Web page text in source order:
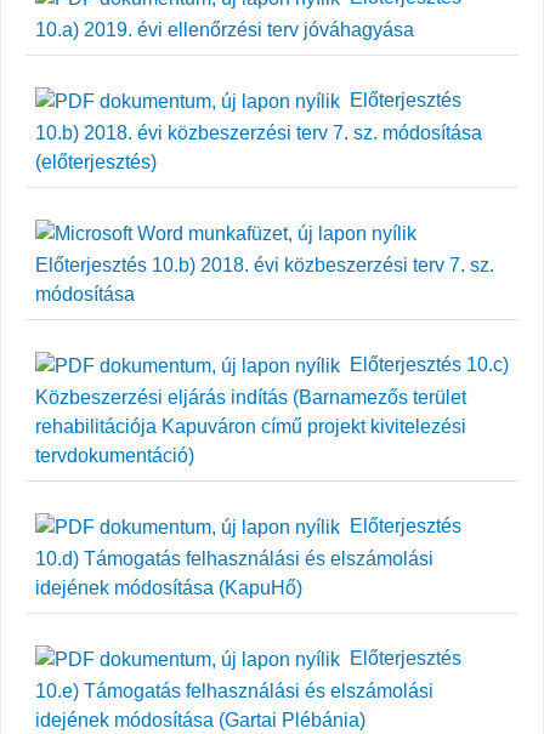
10.a) 2019. évi ellenőrzési terv jóváhagyása
Előterjesztés
10.b) 2018. évi közbeszerzési terv 7. sz. módosítása
(előterjesztés)
Előterjesztés 10.b) 2018. évi közbeszerzési terv 7. sz.
módosítása
Előterjesztés 10.c)
Közbeszerzési eljárás indítás (Barnamezős terület
rehabilitációja Kapuváron című projekt kivitelezési
tervdokumentáció)
Előterjesztés
10.d) Támogatás felhasználási és elszámolási
idejének módosítása (KapuHő)
Előterjesztés
10.e) Támogatás felhasználási és elszámolási
idejének módosítása (Gartai Plébánia)